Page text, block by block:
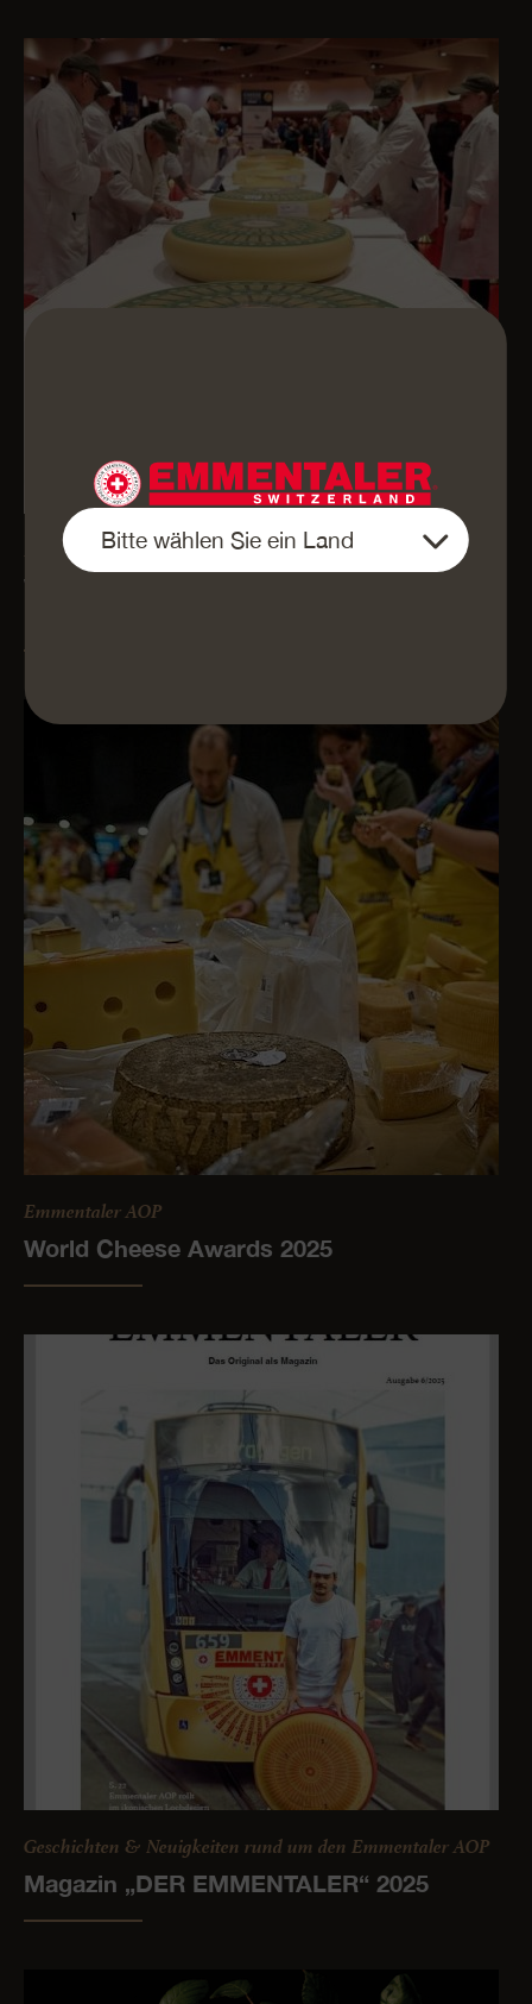
Herzliche Gratulation!
World Championship Cheese Contest 2026
Emmentaler AOP
World Cheese Awards 2025
Geschichten & Neuigkeiten rund um den Emmentaler AOP
Magazin „DER EMMENTALER“ 2025